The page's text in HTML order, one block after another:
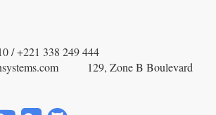
/ +221 338 249 444
129, Zone B Boulevard